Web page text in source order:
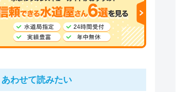
あわせて読みたい